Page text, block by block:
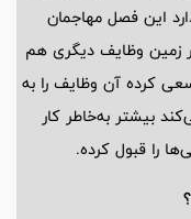
این فصل مهاجمان
زمین وظایف دیگری هم
کرده آن وظایف را به
بیشتر به‌خاطر کار
را قبول کرده.